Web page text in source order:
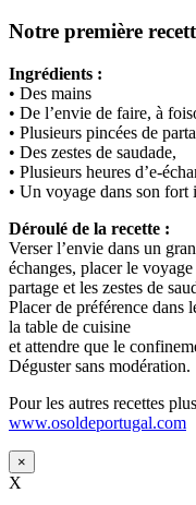
Notre première
Ingrédients :
• Des mains
• De l’envie de faire, à
• Plusieurs pincées de
• Des zestes de saudade,
• Plusieurs heures d’e-
• Un voyage dans son fort
Déroulé de la recette :
Verser l’envie dans un
échanges, placer le
partage et les zestes de
Placer de préférence dans
la table de cuisine
et attendre que le
Déguster sans modération.
Pour les autres recettes
www.osoldeportugal.com
×
X